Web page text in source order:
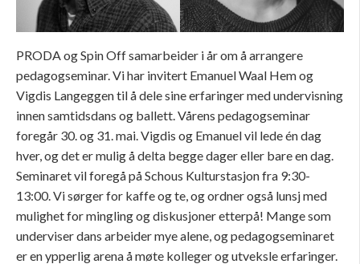
PRODA og Spin Off samarbeider i år om å arrangere
pedagogseminar. Vi har invitert Emanuel Waal Hem og
Vigdis Langeggen til å dele sine erfaringer med undervisning
innen samtidsdans og ballett.Vårens pedagogseminar
foregår 30. og 31. mai. Vigdis og Emanuel vil lede én dag
hver, og det er mulig å delta begge dager eller bare en dag.
Seminaret vil foregå på Schous Kulturstasjon fra 9:30-
13:00. Vi sørger for kaffe og te, og ordner også lunsj med
mulighet for mingling og diskusjoner etterpå! Mange som
underviser dans arbeider mye alene, og pedagogseminaret
er en ypperlig arena å møte kolleger og utveksle erfaringer.